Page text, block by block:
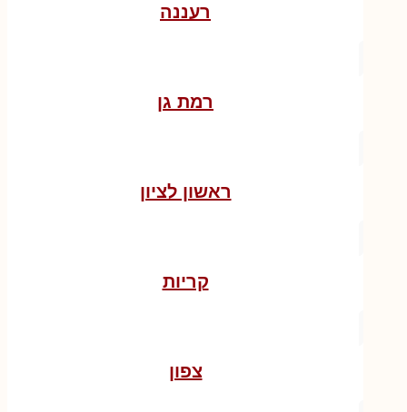
רעננה
רמת גן
ראשון לציון
קריות
צפון